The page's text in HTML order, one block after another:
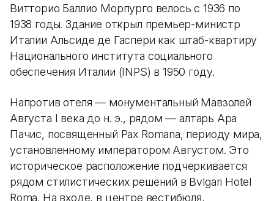
Витторио Баллио Морпурго велось с 1936 по
1938 годы. Здание открыл премьер-министр
Италии Альсиде де Гаспери как штаб-квартиру
Национального института социального
обеспечения Италии (INPS) в 1950 году.
Напротив отеля — монументальный Мавзолей
Августа I века до н. э., рядом — алтарь Ара
Пачис, посвященный Pax Romana, периоду мира,
установленному императором Августом. Это
историческое расположение подчеркивается
рядом стилистических решений в Bvlgari Hotel
Roma. На входе, в центре вестибюля,